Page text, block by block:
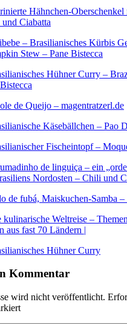
Hähnchen-Oberschenkel
Ciabatta
– Brasilianisches Kürbis
Stew – Pane Bistecca
Hühner Curry –
de Queijo – magentratzerl.de
Käsebällchen – Pao
Fischeintopf –
de linguiça – ein
Nordosten – Chili und
de fubá, Maiskuchen-Samba
kulinarische Weltreise –
aus fast 70 Ländern |
Hühner Curry
Kommentar
wird nicht veröffentlicht.